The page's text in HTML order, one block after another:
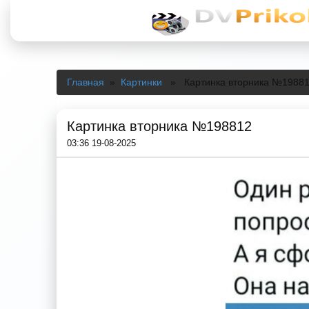
Главная » Картинки » Картинка вторника
Картинка вторника №198812
03:36 19-08-2025